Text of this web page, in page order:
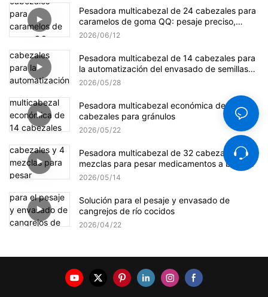
Pesadora multicabezal de 24 cabezales para
caramelos de goma QQ: pesaje preciso,
suave y eficiente.
2026 06 12
Pesadora multicabezal de 14 cabezales para
la automatización del envasado de semillas
de girasol
2026 05 28
Pesadora multicabezal económica de 14
cabezales para gránulos
2026 05 22
Pesadora multicabezal de 32 cabezales y 4
mezclas para pesar medicamentos a base de
hierbas.
2026 05 14
Solución para el pesaje y envasado de
cangrejos de río cocidos
2026 04 22